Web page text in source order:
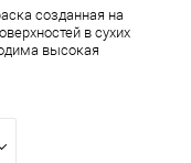
созданная на
в сухих
высокая